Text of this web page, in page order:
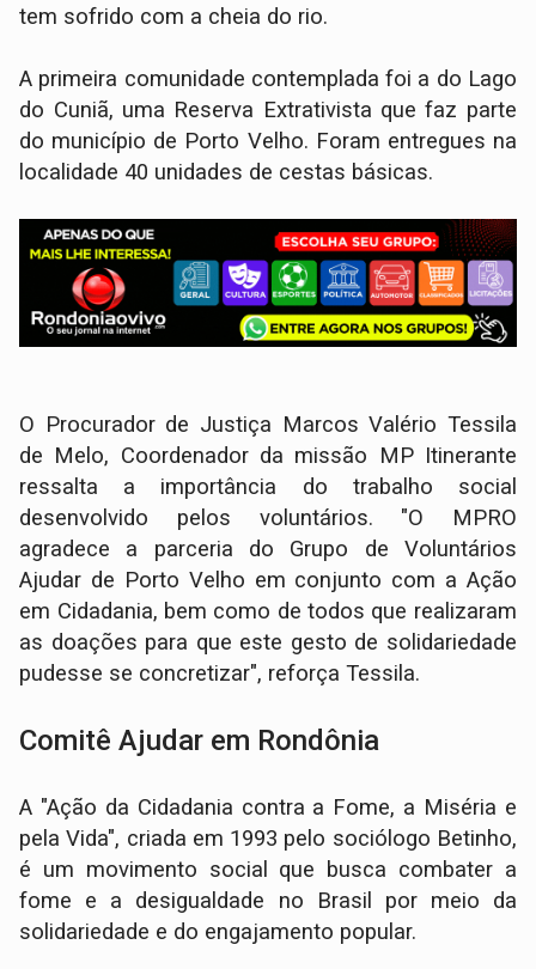
tem sofrido com a cheia do rio.
A primeira comunidade contemplada foi a do Lago
do Cuniã, uma Reserva Extrativista que faz parte
do município de Porto Velho. Foram entregues na
localidade 40 unidades de cestas básicas.
O Procurador de Justiça Marcos Valério Tessila
de Melo, Coordenador da missão MP Itinerante
ressalta a importância do trabalho social
desenvolvido pelos voluntários. "O MPRO
agradece a parceria do Grupo de Voluntários
Ajudar de Porto Velho em conjunto com a Ação
em Cidadania, bem como de todos que realizaram
as doações para que este gesto de solidariedade
pudesse se concretizar", reforça Tessila.
Comitê Ajudar em Rondônia
A "Ação da Cidadania contra a Fome, a Miséria e
pela Vida", criada em 1993 pelo sociólogo Betinho,
é um movimento social que busca combater a
fome e a desigualdade no Brasil por meio da
solidariedade e do engajamento popular.